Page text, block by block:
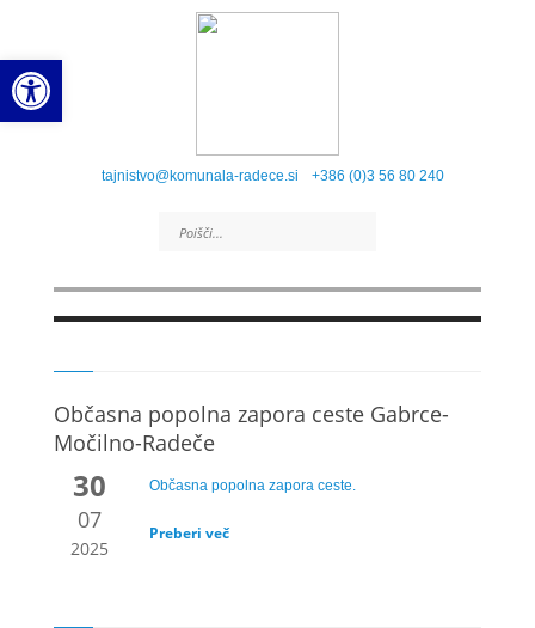
Open toolbar
tajnistvo@komunala-radece.si +386 (0)3 56 80 240
Občasna popolna zapora ceste Gabrce-
Močilno-Radeče
30
07
2025
Občasna popolna zapora ceste.
Preberi več